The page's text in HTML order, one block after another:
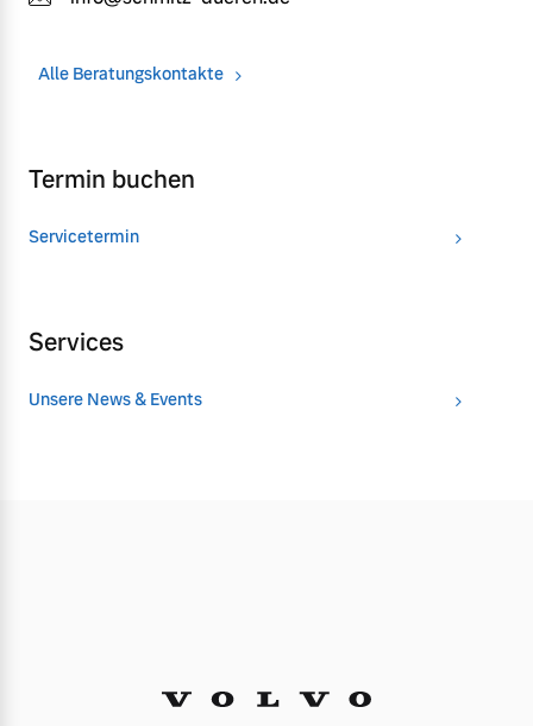
Alle Beratungskontakte
Termin buchen
Servicetermin
Services
Unsere News & Events